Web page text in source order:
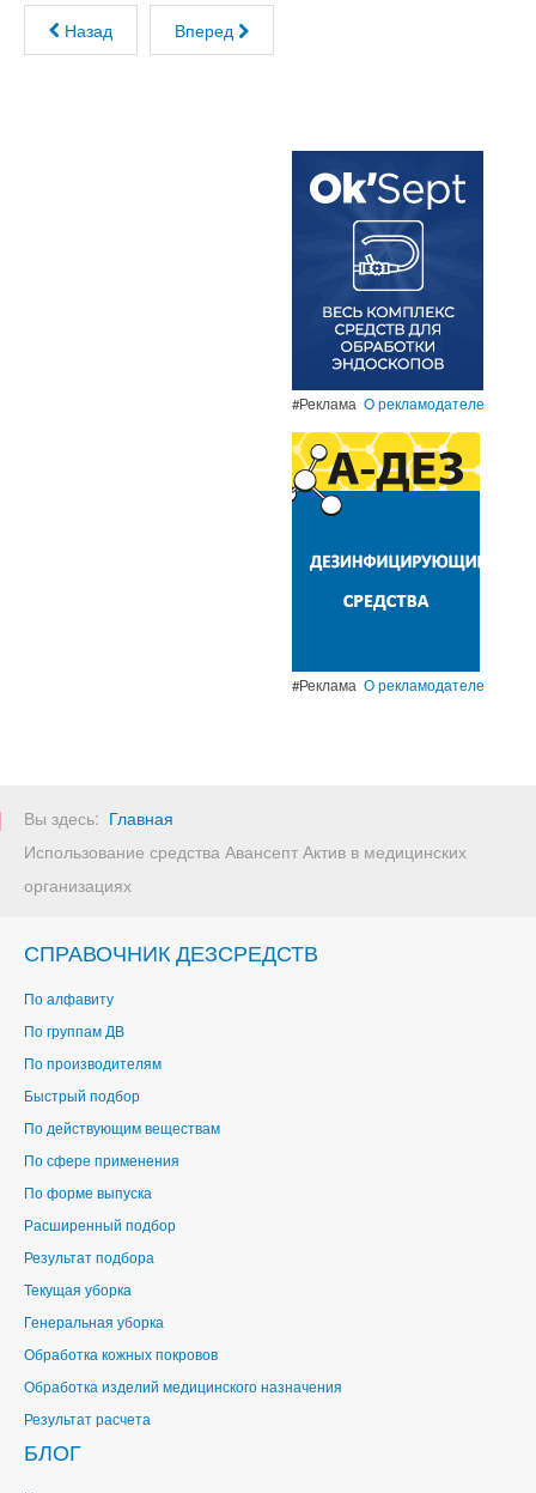
Назад Вперед
#Реклама О рекламодателе
#Реклама О рекламодателе
Вы здесь: Главная
Использование средства Авансепт Актив в медицинских
организациях
СПРАВОЧНИК ДЕЗСРЕДСТВ
По алфавиту
По группам ДВ
По производителям
Быстрый подбор
По действующим веществам
По сфере применения
По форме выпуска
Расширенный подбор
Результат подбора
Текущая уборка
Генеральная уборка
Обработка кожных покровов
Обработка изделий медицинского назначения
Результат расчета
БЛОГ